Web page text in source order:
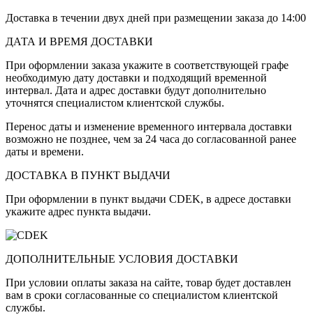
Доставка в течении двух дней при размещении заказа до 14:00
ДАТА И ВРЕМЯ ДОСТАВКИ
При оформлении заказа укажите в соответствующей графе
необходимую дату доставки и подходящий временной
интервал. Дата и адрес доставки будут дополнительно
уточнятся специалистом клиентской службы.
Перенос даты и изменение временного интервала доставки
возможно не позднее, чем за 24 часа до согласованной ранее
даты и времени.
ДОСТАВКА В ПУНКТ ВЫДАЧИ
При оформлении в пункт выдачи CDEK, в адресе доставки
укажите адрес пункта выдачи.
ДОПОЛНИТЕЛЬНЫЕ УСЛОВИЯ ДОСТАВКИ
При условии оплаты заказа на сайте, товар будет доставлен
вам в сроки согласованные со специалистом клиентской
службы.